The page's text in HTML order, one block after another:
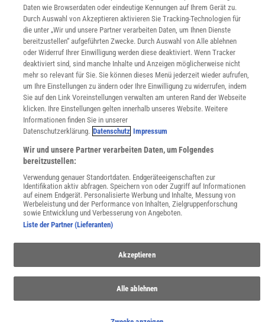
Sprachen lernen mit Gymglish
Lexika
Für Spektrum schreiben
Zugänglichkeitserklärung
WEBSEITEN
KielSCN
Wissenschaft in die Schulen
SciLogs
Uns finden Sie auch hier:
Daten wie Browserdaten oder eindeutige Kennungen auf Ihrem Gerät zu.
Durch Auswahl von Akzeptieren aktivieren Sie Tracking-Technologien für
die unter „Wir und unsere Partner verarbeiten Daten, um Ihnen Dienste
bereitzustellen“ aufgeführten Zwecke. Durch Auswahl von Alle ablehnen
oder Widerruf Ihrer Einwilligung werden diese deaktiviert. Wenn Tracker
deaktiviert sind, sind manche Inhalte und Anzeigen möglicherweise nicht
mehr so relevant für Sie. Sie können dieses Menü jederzeit wieder aufrufen,
um Ihre Einstellungen zu ändern oder Ihre Einwilligung zu widerrufen, indem
Sie auf den Link Voreinstellungen verwalten am unteren Rand der Webseite
klicken. Ihre Einstellungen gelten innerhalb unseres Website. Weitere
Informationen finden Sie in unserer
Datenschutzerklärung. Datenschutz Impressum
Wir und unsere Partner verarbeiten Daten, um Folgendes
bereitzustellen:
Verwendung genauer Standortdaten. Endgeräteeigenschaften zur
Identifikation aktiv abfragen. Speichern von oder Zugriff auf Informationen
auf einem Endgerät. Personalisierte Werbung und Inhalte, Messung von
Werbeleistung und der Performance von Inhalten, Zielgruppenforschung
sowie Entwicklung und Verbesserung von Angeboten.
Liste der Partner (Lieferanten)
Akzeptieren
Alle ablehnen